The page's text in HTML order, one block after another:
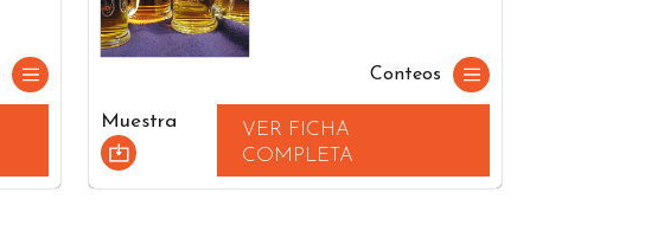
Conteos
Muestra
VER FICHA
COMPLETA